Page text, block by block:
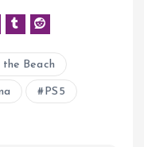
the Beach
PS5